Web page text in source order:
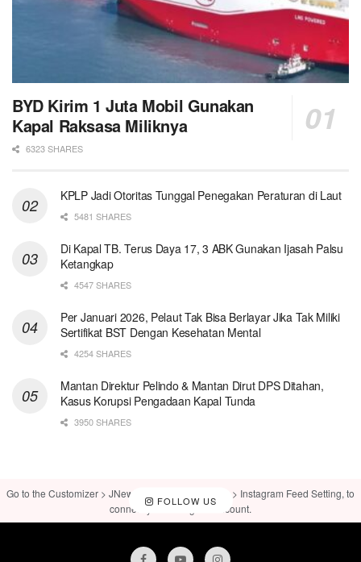
BYD Kirim 1 Juta Mobil Gunakan
Kapal Raksasa Miliknya
6323 SHARES
KPLP Jadi Otoritas Tunggal Penegakan Peraturan di Laut
5481 SHARES
Di Kapal TB. Terus Daya 17, 3 ABK Gunakan Ijasah Palsu
Ketangkap
4547 SHARES
Per Januari 2026, Pelaut Tak Bisa Berlayar Jika Tak Miliki
Sertifikat BST Dengan Kesehatan Mental
4254 SHARES
Mantan Direktur Pelindo & Mantan Dirut DPS Ditahan,
Kasus Korupsi Pengadaan Kapal Tunda
3950 SHARES
FOLLOW US
Go to the Customizer > JNews : Social, Like & View > Instagram Feed Setting, to
connect your Instagram account.